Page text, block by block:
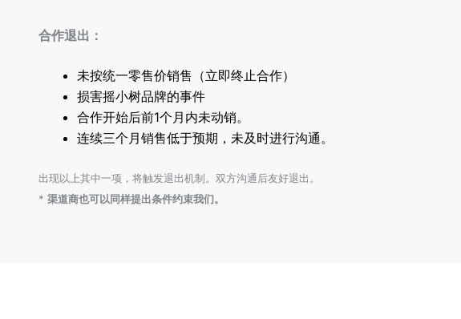
合作退出：
未按统一零售价销售（立即终止合作）
损害摇小树品牌的事件
合作开始后前1个月内未动销。
连续三个月销售低于预期，未及时进行沟通。
出现以上其中一项，将触发退出机制。双方沟通后友好退出。
* 渠道商也可以同样提出条件约束我们。